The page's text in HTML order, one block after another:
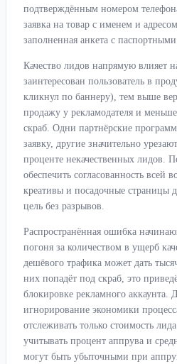
подтверждённым номером
заявка на товар с именем и
заполненная анкета с
Качество лидов напрямую влияет
заинтересован пользователь в
кликнул по баннеру), тем выше
продажу у рекламодателя и
скраб. Одни партнёрские
заявку, другие значительно
проценте некачественных лидов.
обеспечить согласованность всей
креативы и посадочные страницы
цель без разрывов.
Распространённая ошибка
погоня за количеством в ущерб
дешёвого трафика может дать
них попадёт под скраб, это
блокировке рекламного аккаунта.
игнорирование экономики
отслеживать только стоимость
учитывать процент аппрува и
могут быть убыточными при